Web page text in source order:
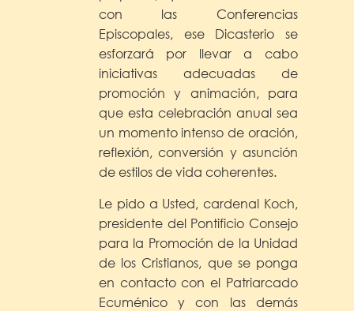
con las Conferencias
Episcopales, ese Dicasterio se
esforzará por llevar a cabo
iniciativas adecuadas de
promoción y animación, para
que esta celebración anual sea
un momento intenso de oración,
reflexión, conversión y asunción
de estilos de vida coherentes.
Le pido a Usted, cardenal Koch,
presidente del Pontificio Consejo
para la Promoción de la Unidad
de los Cristianos, que se ponga
en contacto con el Patriarcado
Ecuménico y con las demás